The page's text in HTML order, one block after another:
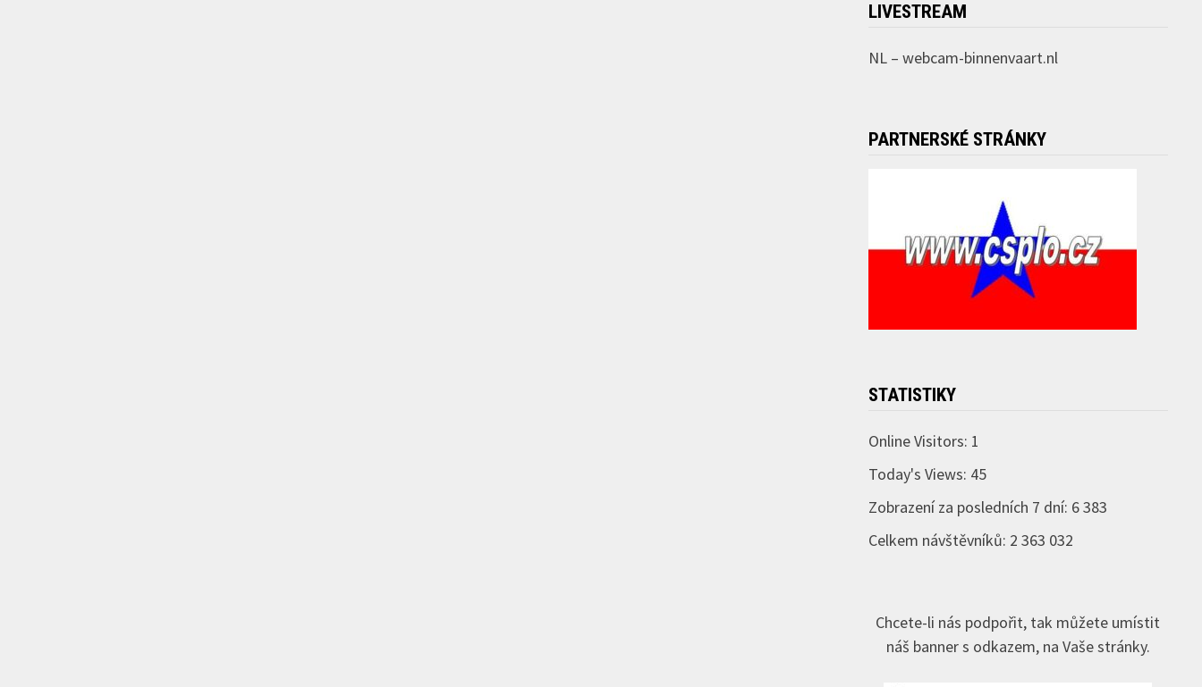
LIVESTREAM
NL – webcam-binnenvaart.nl
PARTNERSKÉ STRÁNKY
STATISTIKY
Online Visitors: 1
Today's Views: 45
Zobrazení za posledních 7 dní: 6 383
Celkem návštěvníků: 2 363 032
Chcete-li nás podpořit, tak můžete umístit
náš banner s odkazem, na Vaše stránky.